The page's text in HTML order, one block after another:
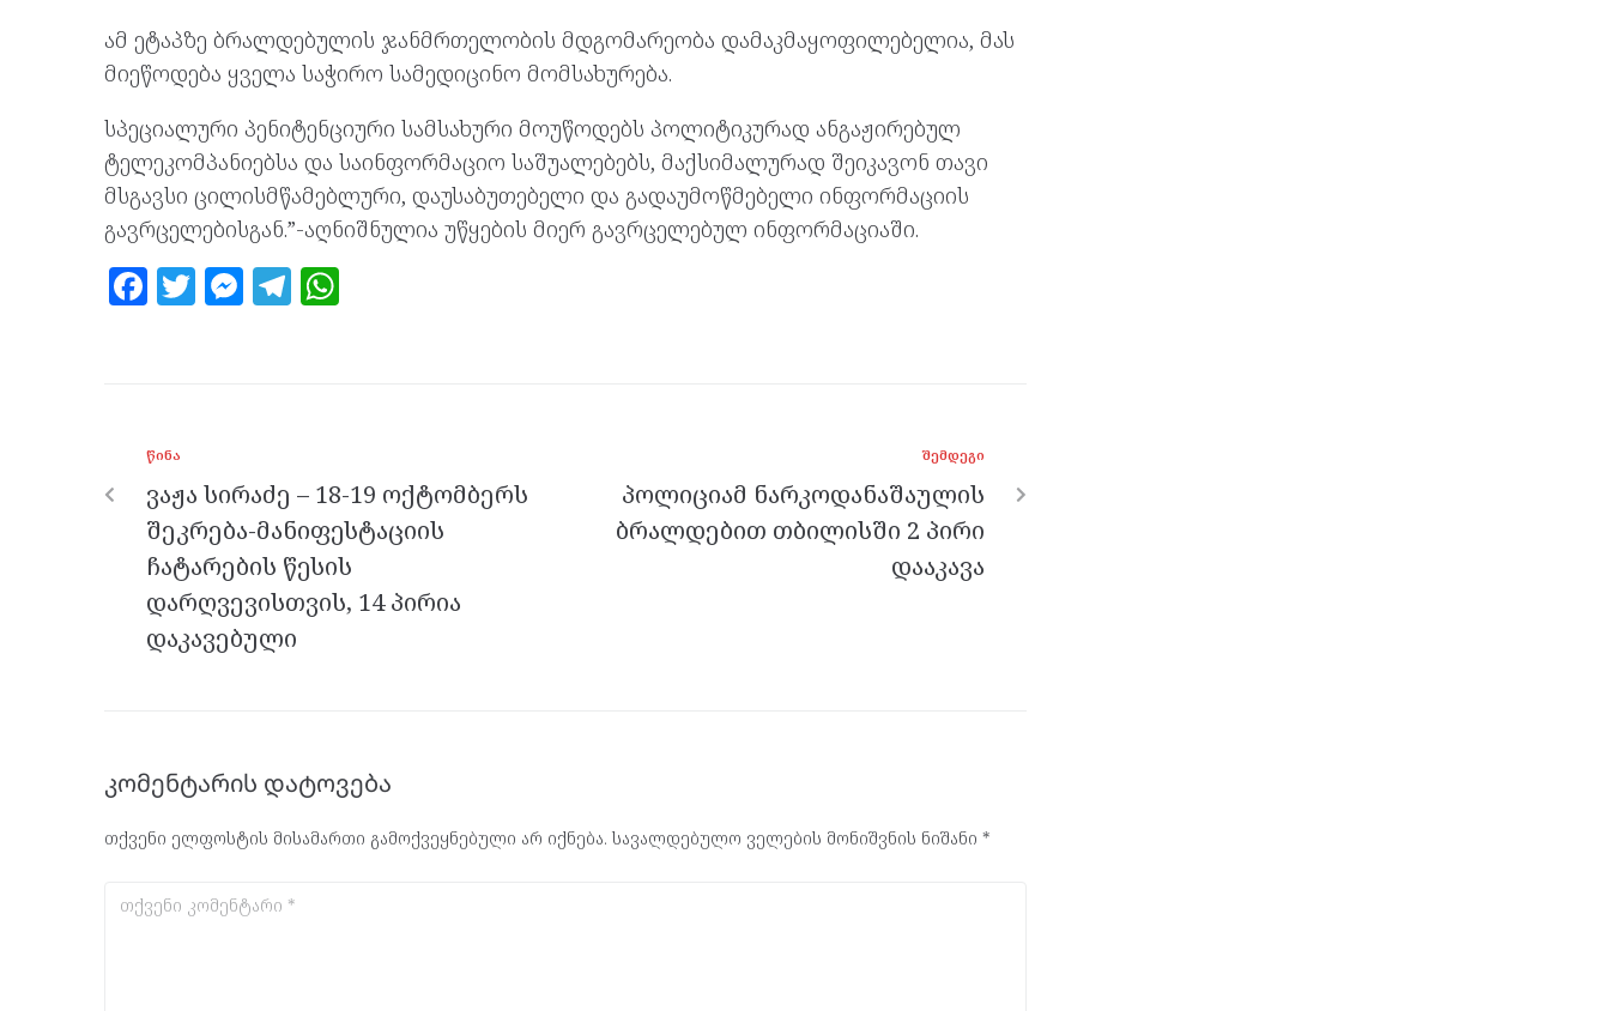
ამ ეტაპზე ბრალდებულის ჯანმრთელობის მდგომარეობა დამაკმაყოფილებელია, მას
მიეწოდება ყველა საჭირო სამედიცინო მომსახურება.
სპეციალური პენიტენციური სამსახური მოუწოდებს პოლიტიკურად ანგაჟირებულ
ტელეკომპანიებსა და საინფორმაციო საშუალებებს, მაქსიმალურად შეიკავონ თავი
მსგავსი ცილისმწამებლური, დაუსაბუთებელი და გადაუმოწმებელი ინფორმაციის
გავრცელებისგან.”-აღნიშნულია უწყების მიერ გავრცელებულ ინფორმაციაში.
F
o
o
k
T M
er
T
m p
p
ᲬᲘᲜᲐ
ვაჟა სირაძე – 18-19 ოქტომბერს
შეკრება-მანიფესტაციის
ჩატარების წესის
დარღვევისთვის, 14 პირია
დაკავებული
ᲨᲔᲛᲓᲔᲒᲘ
პოლიციამ ნარკოდანაშაულის
ბრალდებით თბილისში 2 პირი
დააკავა
კომენტარის დატოვება
თქვენი ელფოსტის მისამართი გამოქვეყნებული არ იქნება. სავალდებულო ველების მონიშვნის ნიშანი *